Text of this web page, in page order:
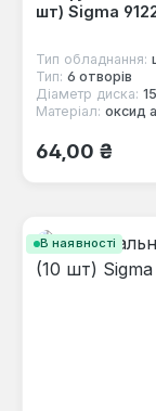
шт) Sigma
Тип обладнання:
Тип: 6 отворів
Діаметр диска:
Матеріал: оксид
Звичайна
64,00 ₴
В наявності